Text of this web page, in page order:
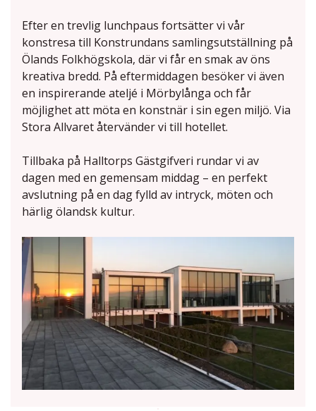
Efter en trevlig lunchpaus fortsätter vi vår
konstresa till Konstrundans samlingsutställning på
Ölands Folkhögskola, där vi får en smak av öns
kreativa bredd. På eftermiddagen besöker vi även
en inspirerande ateljé i Mörbylånga och får
möjlighet att möta en konstnär i sin egen miljö. Via
Stora Allvaret återvänder vi till hotellet.
Tillbaka på Halltorps Gästgifveri rundar vi av
dagen med en gemensam middag – en perfekt
avslutning på en dag fylld av intryck, möten och
härlig ölandsk kultur.